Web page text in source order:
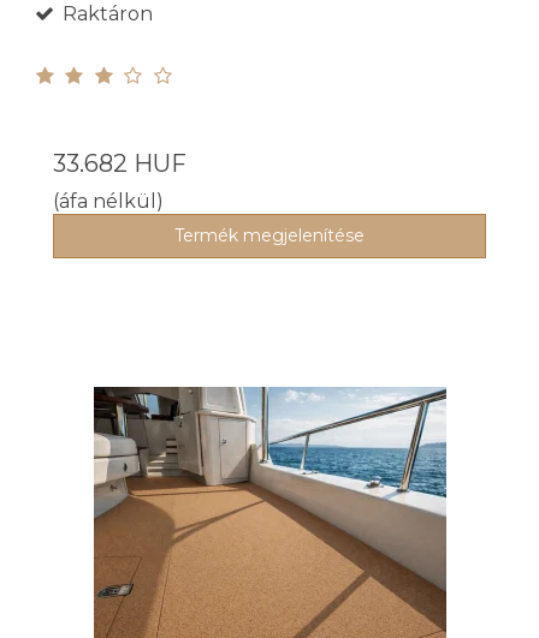
Raktáron
33.682 HUF
(áfa nélkül)
Termék megjelenítése